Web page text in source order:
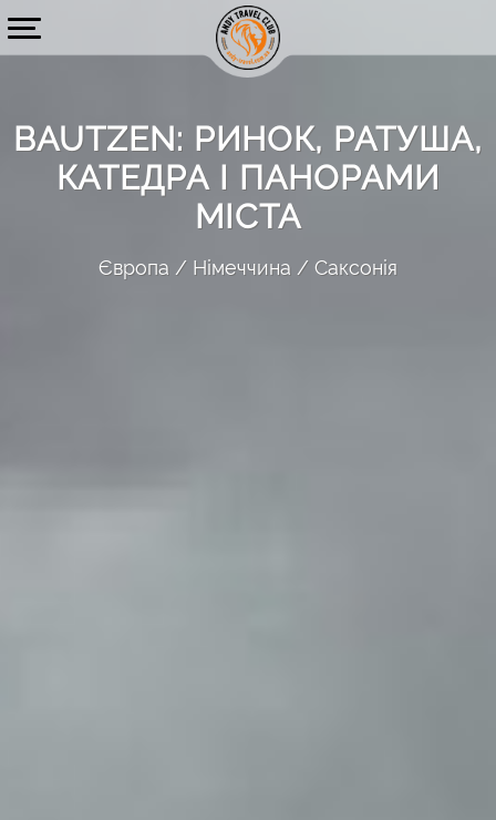
BAUTZEN: РИНОК, РАТУША,
КАТЕДРА І ПАНОРАМИ
МІСТА
Європа Німеччина Саксонія